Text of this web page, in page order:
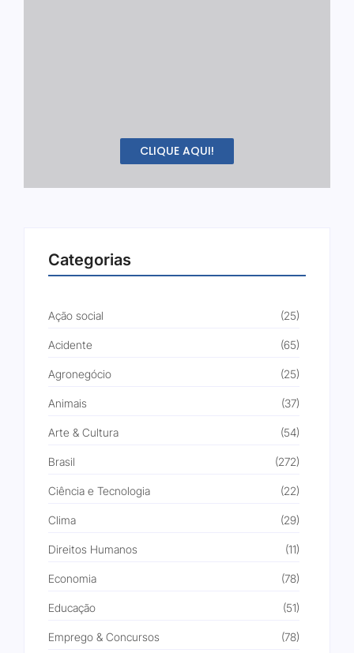
CLIQUE AQUI!
Categorias
Ação social (25)
Acidente (65)
Agronegócio (25)
Animais (37)
Arte & Cultura (54)
Brasil (272)
Ciência e Tecnologia (22)
Clima (29)
Direitos Humanos (11)
Economia (78)
Educação (51)
Emprego & Concursos (78)